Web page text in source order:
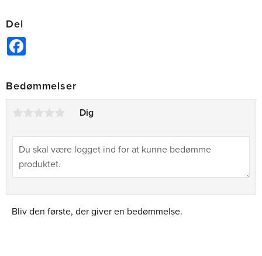
Del
Bedømmelser
Dig
Bliv den første, der giver en bedømmelse.